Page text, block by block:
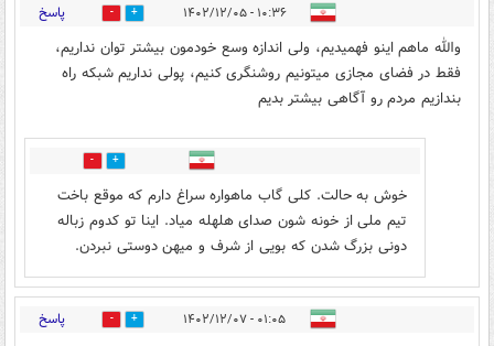
۱۰:۳۶ - ۱۴۰۲/۱۲/۰۵ 1 پاسخ
والله ماهم اینو فهمیدیم، ولی اندازه وسع خودمون بیشتر توان نداریم،
فقط در فضای مجازی میتونیم روشنگری کنیم، پولی نداریم شبکه راه
بندازیم مردم رو آگاهی بیشتر بدیم
0
خوش به حالت. کلی گاب ماهواره سراغ دارم که موقع باخت
تیم ملی از خونه شون صدای هلهله میاد. اینا تو کدوم زباله
دونی بزرگ شدن که بویی از شرف و میهن دوستی نبردن.
۰۱:۰۵ - ۱۴۰۲/۱۲/۰۷ 0 پاسخ